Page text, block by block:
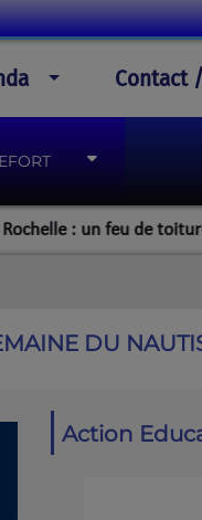
Contact
de toiture à la gare
DU
Action